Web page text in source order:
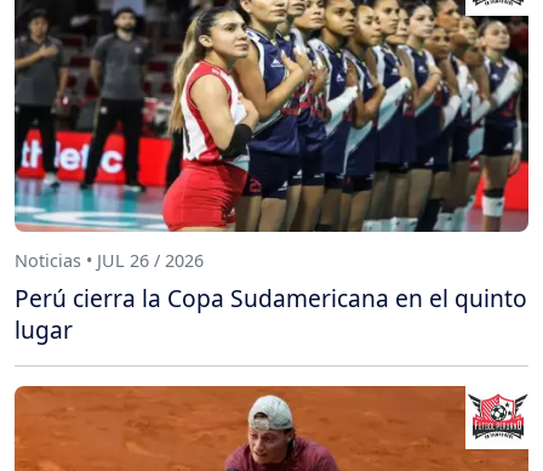
Noticias • JUL 26 / 2026
Perú cierra la Copa Sudamericana en el quinto
lugar